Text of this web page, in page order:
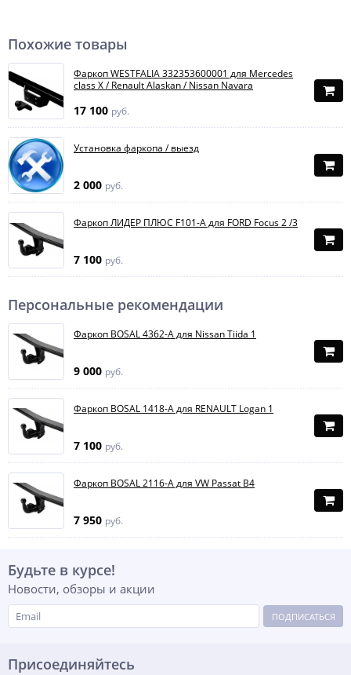
Похожие товары
Фаркоп WESTFALIA 332353600001 для Mercedes
class X / Renault Alaskan / Nissan Navara
17 100 руб.
Установка фаркопа / выезд
2 000 руб.
Фаркоп ЛИДЕР ПЛЮС F101-A для FORD Focus 2 /3
7 100 руб.
Персональные рекомендации
Фаркоп BOSAL 4362-A для Nissan Tiida 1
9 000 руб.
Фаркоп BOSAL 1418-A для RENAULT Logan 1
7 100 руб.
Фаркоп BOSAL 2116-A для VW Passat B4
7 950 руб.
Будьте в курсе!
Новости, обзоры и акции
ПОДПИСАТЬСЯ
Присоединяйтесь